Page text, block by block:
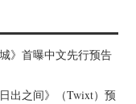
》首曝中文先行预告
出之间》（Twixt）预